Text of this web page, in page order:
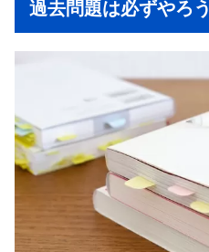
過去問題は必ずやろう